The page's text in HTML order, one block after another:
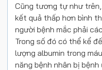
Cũng tương tự như
kết quả thấp hơn bình
người bệnh mắc phải
Trong số đó có thể kể
lượng albumin trong
năng bệnh nhân bị bệnh